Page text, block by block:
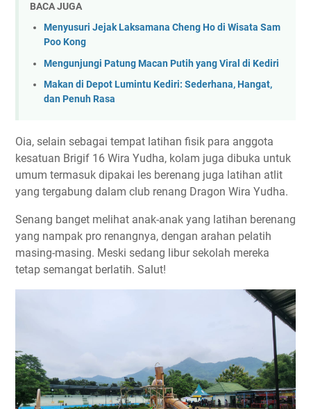
BACA JUGA
Menyusuri Jejak Laksamana Cheng Ho di Wisata Sam
Poo Kong
Mengunjungi Patung Macan Putih yang Viral di Kediri
Makan di Depot Lumintu Kediri: Sederhana, Hangat,
dan Penuh Rasa
Oia, selain sebagai tempat latihan fisik para anggota
kesatuan Brigif 16 Wira Yudha, kolam juga dibuka untuk
umum termasuk dipakai les berenang juga latihan atlit
yang tergabung dalam club renang Dragon Wira Yudha.
Senang banget melihat anak-anak yang latihan berenang
yang nampak pro renangnya, dengan arahan pelatih
masing-masing. Meski sedang libur sekolah mereka
tetap semangat berlatih. Salut!